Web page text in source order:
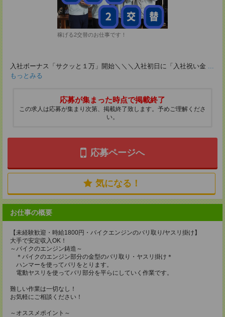
稼げる2交替のお仕事です！
入社ボーナス「サクッと１万」開始＼＼＼入社初日に「入社祝い金 ...
もっとみる
応募が集まった時点で掲載終了
この求人は応募が集まり次第、掲載終了致します。予めご理解くださ
い。
応募ページへ
気になる！
お仕事の概要
【未経験歓迎・時給1800円・バイクエンジンのバリ取り/ヤスリ掛け】
大手で安定収入OK！
～バイクのエンジン鋳造～
＊バイクのエンジン部分の金型のバリ取り・ヤスリ掛け＊
ハンマーを使ってバリをとります。
電動ヤスリを使ってバリ部分を平らにしていく作業です。
難しい作業は一切なし！
お気軽にご相談ください！
～オススメポイント～